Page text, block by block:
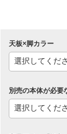
天板×脚カラー
別売の本体が必要